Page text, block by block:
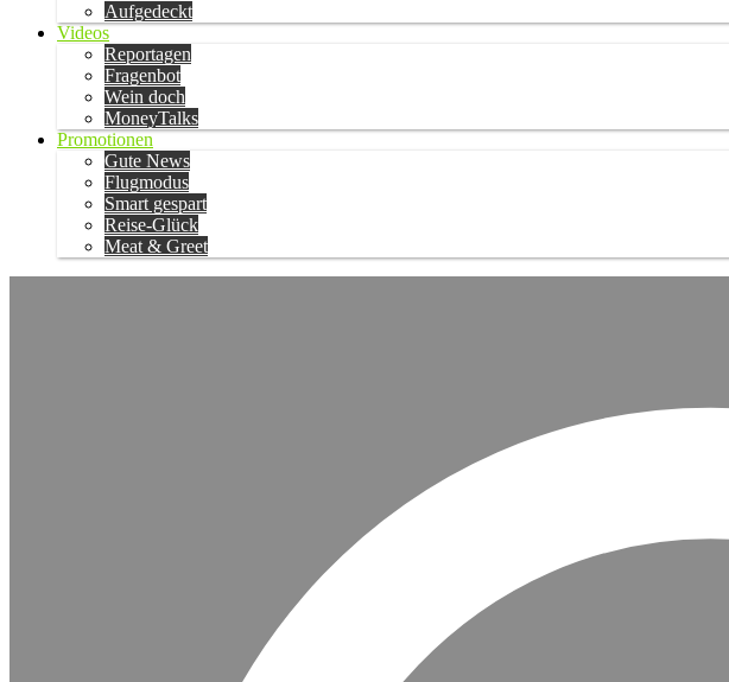
Aufgedeckt
Videos
Reportagen
Fragenbot
Wein doch
MoneyTalks
Promotionen
Gute News
Flugmodus
Smart gespart
Reise-Glück
Meat & Greet